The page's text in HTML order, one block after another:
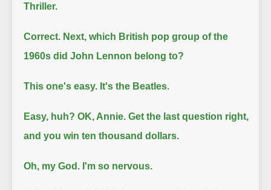
Thriller.
Correct. Next, which British pop group of the
1960s did John Lennon belong to?
This one's easy. It's the Beatles.
Easy, huh? OK, Annie. Get the last question right,
and you win ten thousand dollars.
Oh, my God. I'm so nervous.